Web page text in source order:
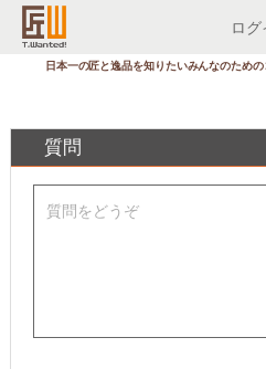
ツ
ロ
日本一の匠と逸品を知りたいみんなのため
質問